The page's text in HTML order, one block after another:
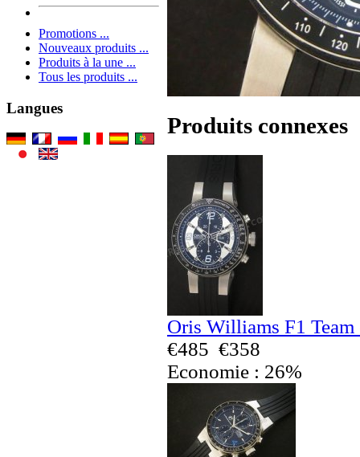
Promotions ...
Nouveaux produits ...
Produits à la une ...
Tous les produits ...
Langues
Produits connexes
Oris Williams F1
€485 €358
Economie : 26%